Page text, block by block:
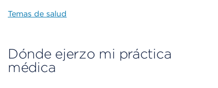
Temas de salud
Dónde ejerzo mi práctica
médica